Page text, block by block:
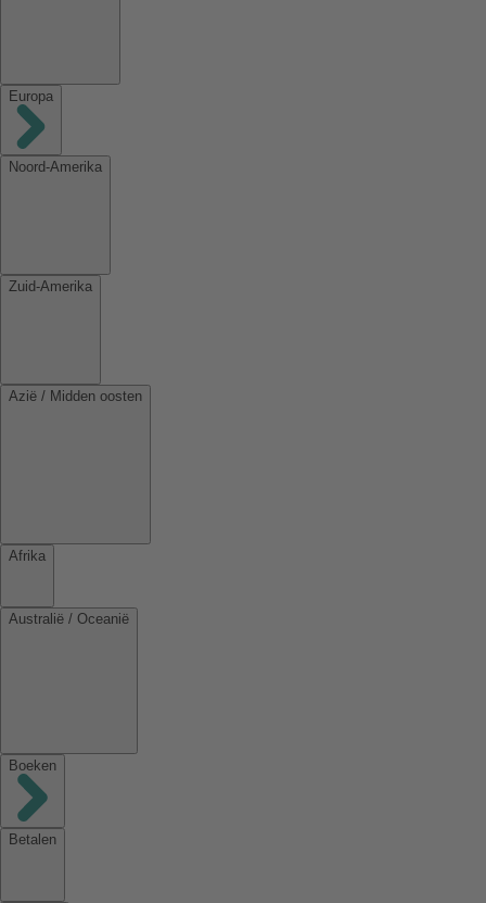
Europa
Noord-Amerika
Zuid-Amerika
Azië / Midden oosten
Afrika
Australië / Oceanië
Boeken
Betalen